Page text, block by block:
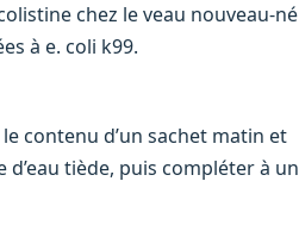
chez le veau nouveau-né
à e. coli k99.
contenu d’un sachet matin et
tiède, puis compléter à un